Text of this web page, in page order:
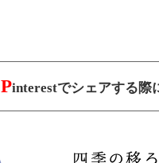
Pinterestでシェアする際